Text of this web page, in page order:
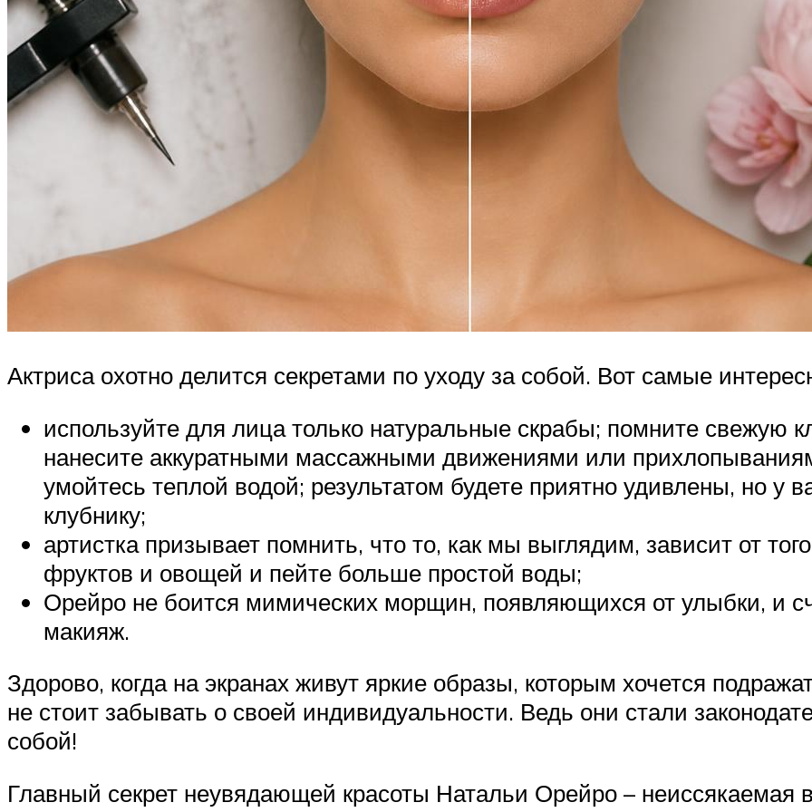
Актриса охотно делится секретами по уходу за собой. Вот самые
используйте для лица только натуральные скрабы; помните свежую
нанесите аккуратными массажными движениями или
умойтесь теплой водой; результатом будете приятно удивлены, но у
клубнику;
артистка призывает помнить, что то, как мы выглядим, зависит от
фруктов и овощей и пейте больше простой воды;
Орейро не боится мимических морщин, появляющихся от улыбки, и
макияж.
Здорово, когда на экранах живут яркие образы, которым хочется
не стоит забывать о своей индивидуальности. Ведь они стали
собой!
Главный секрет неувядающей красоты Натальи Орейро – неиссякаемая